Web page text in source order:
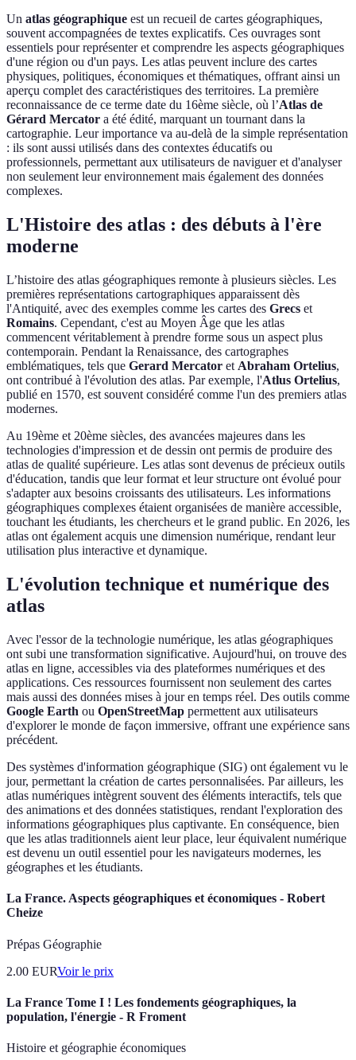
Un atlas géographique est un recueil de cartes géographiques,
souvent accompagnées de textes explicatifs. Ces ouvrages sont
essentiels pour représenter et comprendre les aspects géographiques
d'une région ou d'un pays. Les atlas peuvent inclure des cartes
physiques, politiques, économiques et thématiques, offrant ainsi un
aperçu complet des caractéristiques des territoires. La première
reconnaissance de ce terme date du 16ème siècle, où l’Atlas de
Gérard Mercator a été édité, marquant un tournant dans la
cartographie. Leur importance va au-delà de la simple représentation
: ils sont aussi utilisés dans des contextes éducatifs ou
professionnels, permettant aux utilisateurs de naviguer et d'analyser
non seulement leur environnement mais également des données
complexes.
L'Histoire des atlas : des débuts à l'ère
moderne
L’histoire des atlas géographiques remonte à plusieurs siècles. Les
premières représentations cartographiques apparaissent dès
l'Antiquité, avec des exemples comme les cartes des Grecs et
Romains. Cependant, c'est au Moyen Âge que les atlas
commencent véritablement à prendre forme sous un aspect plus
contemporain. Pendant la Renaissance, des cartographes
emblématiques, tels que Gerard Mercator et Abraham Ortelius,
ont contribué à l'évolution des atlas. Par exemple, l'Atlus Ortelius,
publié en 1570, est souvent considéré comme l'un des premiers atlas
modernes.
Au 19ème et 20ème siècles, des avancées majeures dans les
technologies d'impression et de dessin ont permis de produire des
atlas de qualité supérieure. Les atlas sont devenus de précieux outils
d'éducation, tandis que leur format et leur structure ont évolué pour
s'adapter aux besoins croissants des utilisateurs. Les informations
géographiques complexes étaient organisées de manière accessible,
touchant les étudiants, les chercheurs et le grand public. En 2026, les
atlas ont également acquis une dimension numérique, rendant leur
utilisation plus interactive et dynamique.
L'évolution technique et numérique des
atlas
Avec l'essor de la technologie numérique, les atlas géographiques
ont subi une transformation significative. Aujourd'hui, on trouve des
atlas en ligne, accessibles via des plateformes numériques et des
applications. Ces ressources fournissent non seulement des cartes
mais aussi des données mises à jour en temps réel. Des outils comme
Google Earth ou OpenStreetMap permettent aux utilisateurs
d'explorer le monde de façon immersive, offrant une expérience sans
précédent.
Des systèmes d'information géographique (SIG) ont également vu le
jour, permettant la création de cartes personnalisées. Par ailleurs, les
atlas numériques intègrent souvent des éléments interactifs, tels que
des animations et des données statistiques, rendant l'exploration des
informations géographiques plus captivante. En conséquence, bien
que les atlas traditionnels aient leur place, leur équivalent numérique
est devenu un outil essentiel pour les navigateurs modernes, les
géographes et les étudiants.
La France. Aspects géographiques et économiques - Robert
Cheize
Prépas Géographie
2.00 EURVoir le prix
La France Tome I ! Les fondements géographiques, la
population, l'énergie - R Froment
Histoire et géographie économiques